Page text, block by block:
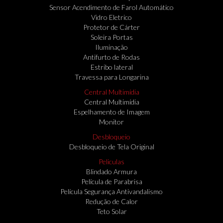
Sensor Acendimento de Farol Automático
Vidro Eletrico
Protetor de Cárter
Soleira Portas
Iluminação
Antifurto de Rodas
Estribo lateral
Travessa para Longarina
Central Multimídia
Central Multimídia
Espelhamento de Imagem
Monitor
Desbloqueio
Desbloqueio de Tela Original
Peliculas
Blindado Armura
Película de Parabrisa
Película Segurança Antivandalismo
Redução de Calor
Teto Solar